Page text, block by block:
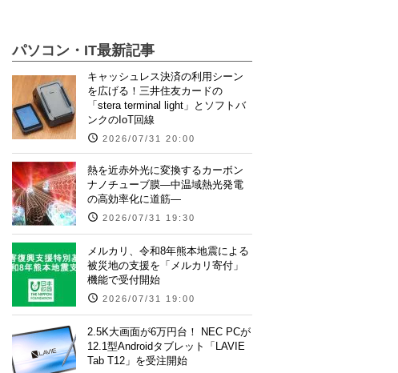
パソコン・IT最新記事
キャッシュレス決済の利用シーン
を広げる！三井住友カードの
「stera terminal light」とソフトバ
ンクのIoT回線
2026/07/31 20:00
熱を近赤外光に変換するカーボン
ナノチューブ膜―中温域熱光発電
の高効率化に道筋―
2026/07/31 19:30
メルカリ、令和8年熊本地震による
被災地の支援を「メルカリ寄付」
機能で受付開始
2026/07/31 19:00
2.5K大画面が6万円台！ NEC PCが
12.1型Androidタブレット「LAVIE
Tab T12」を受注開始